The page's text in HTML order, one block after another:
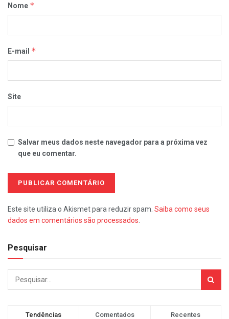
Nome *
E-mail *
Site
Salvar meus dados neste navegador para a próxima vez
que eu comentar.
Este site utiliza o Akismet para reduzir spam. Saiba como seus
dados em comentários são processados
Pesquisar
Tendências Comentados Recentes